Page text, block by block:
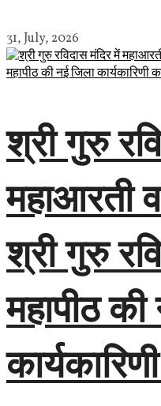
31, July, 2026
श्री गुरु
महाआरती
श्री गुरु
महापीठ